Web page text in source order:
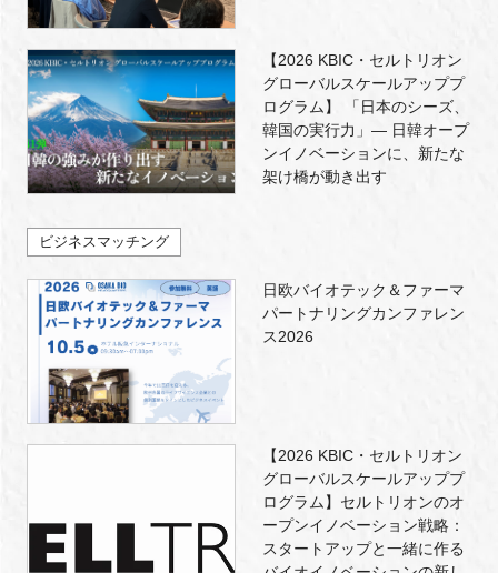
【2026 KBIC・セルトリオン
グローバルスケールアッププ
ログラム】 「日本のシーズ、
韓国の実行力」― 日韓オープ
ンイノベーションに、新たな
架け橋が動き出す
ビジネスマッチング
日欧バイオテック＆ファーマ
パートナリングカンファレン
ス2026
【2026 KBIC・セルトリオン
グローバルスケールアッププ
ログラム】セルトリオンのオ
ープンイノベーション戦略：
スタートアップと一緒に作る